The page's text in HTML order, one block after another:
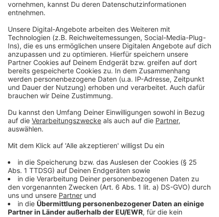
Platz besetzt sein. Mannschaftsfotos darf es keine
geben. Der Bundesliga sollen insgesamt 20.000
Corona-Tests zur Verfügung stehen. Das sollen nach
DFL-Angaben 0,4 Prozent der Gesamtkapazität an
möglichen Untersuchungen ausmachen.Die Saison soll
im Bestfall vor dem 30. Juni beendet werden.
Anzeige
Weitere Empfehlungen zur Ausführung von
Geisterspielen
Anzeige
Die Experten der Task Force geben etliche